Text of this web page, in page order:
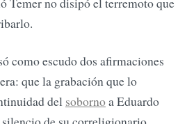
como escudo dos afirmaciones
que la grabación que lo
del sobornoa Eduardo